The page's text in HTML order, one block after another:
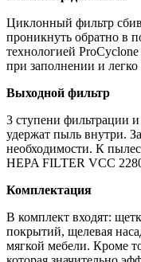
Циклонный фильтр
проникнуть обратно в
технологией
при заполнении и
Выходной фильтр
3 ступени фильтрации
удержат пыль внутри.
необходимости. К
HEPA FILTER VCC
Комплектация
В комплект входят:
покрытий, щелевая
мягкой мебели. Кроме